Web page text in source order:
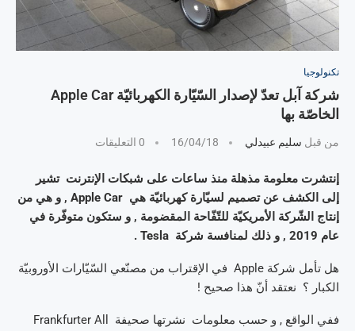
تكنولوجيا
شركة آبل تعدّ لإصدار السّيّارة الكهربائيّة Apple Car
الخاصّة بها
من قبل سليم عبيدلي 16/04/18 0 التعليقات
إنتشرت معلومة مذهلة منذ ساعات على شبكات الإنترنت تشير
إلى الكشف عن تصميم لسيّارة كهربائيّة هي Apple Car , و هي من
إنتاج الشّركة الأمريكيّة للتّفّاحة المقضومة , و ستكون متوفّرة في
عام 2019 , و ذلك لمنافسة شركة Tesla .
هل تأمل شركة Apple في الإقتراب من مصنّعي السّيّارات الأوروبيّة
الكبار ؟ نعتقد أنّ هذا صحيح !
ففي الواقع , و حسب معلومات نشرتها صحيفة Frankfurter All